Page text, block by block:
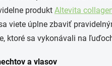
produkt Altevita
viete úplne zbaviť
ktoré sa vykonávali na
a vlasov